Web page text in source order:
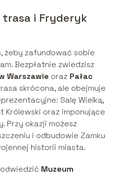
trasa i Fryderyk
żeby zafundować sobie
Bezpłatnie zwiedzisz
Warszawie oraz Pałac
skrócona, ale obejmuje
Salę Wielką,
Królewski oraz imponujące
Przy okazji możesz
i odbudowie Zamku
historii miasta.
Muzeum